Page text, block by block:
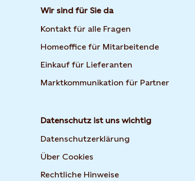
Wir sind für Sie da
Kontakt für alle Fragen
Homeoffice für Mitarbeitende
Einkauf für Lieferanten
Marktkommunikation für Partner
Datenschutz ist uns wichtig
Datenschutzerklärung
Über Cookies
Rechtliche Hinweise